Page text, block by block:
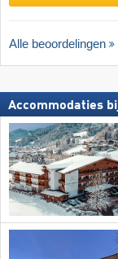
Alle beoordelingen
Accommodaties